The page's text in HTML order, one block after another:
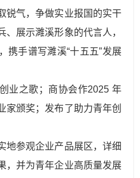
锐气，争做实业报国的实干
、展示濉溪形象的代言人，
携手谱写濉溪“十五五”发展
业之歌；商协会作2025 年
家颁奖；发布了助力青年创
地参观企业产品展区，详细
，并为青年企业高质量发展